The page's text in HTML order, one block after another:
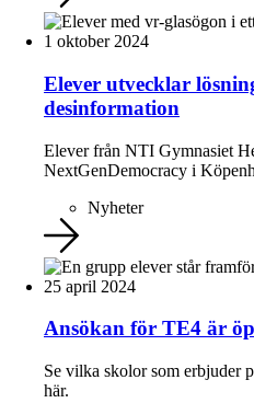
1 oktober 2024
Elever utvecklar
desinformation
Elever från NTI Gymnasiet
NextGenDemocracy i
Nyheter
25 april 2024
Ansökan för TE4 är
Se vilka skolor som erbjuder
här.